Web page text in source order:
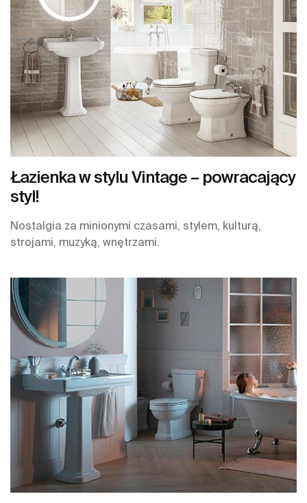
Łazienka w stylu Vintage – powracający
styl!
Nostalgia za minionymi czasami, stylem, kulturą,
strojami, muzyką, wnętrzami.